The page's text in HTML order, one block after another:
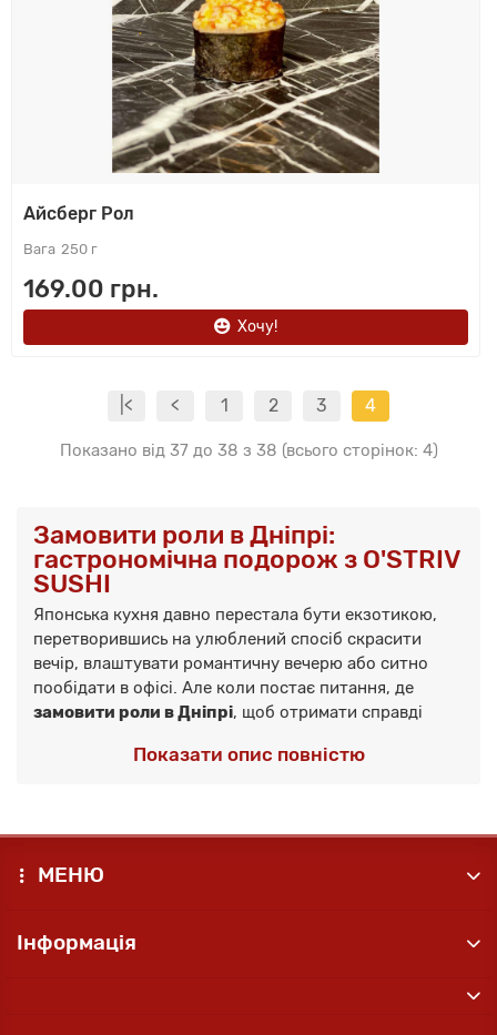
Айсберг Рол
250 г
169.00 грн.
Хочу!
|< < 1 2 3 4
Показано від 37 до 38 з 38 (всього сторінок: 4)
Замовити роли в Дніпрі:
гастрономічна подорож з O'STRIV
SUSHI
Японська кухня давно перестала бути екзотикою,
перетворившись на улюблений спосіб скрасити
вечір, влаштувати романтичну вечерю або ситно
пообідати в офісі. Але коли постає питання, де
замовити роли в Дніпрі, щоб отримати справді
O'STRIV SUSHI— це фанати своєї справи, які не
суші-майстра до ваших дверей був максимально
конкурентів: ми ніколи не йдемо на компроміси в
Показати опис повністю
МЕНЮ
Інформація